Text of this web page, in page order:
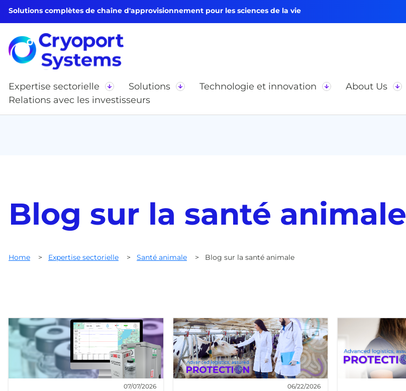
Solutions complètes de chaîne d'approvisionnement pour les sciences de la vie
Expertise sectorielle Solutions Technologie et innovation About Us
Relations avec les investisseurs
Blog sur la santé animale
Home > Expertise sectorielle > Santé animale > Blog sur la santé animale
07/07/2026 06/22/2026